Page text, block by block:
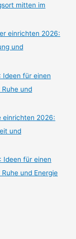
mitten im
einrichten 2026:
und
Ideen für einen
und
einrichten 2026:
und
Ideen für einen
und Energie